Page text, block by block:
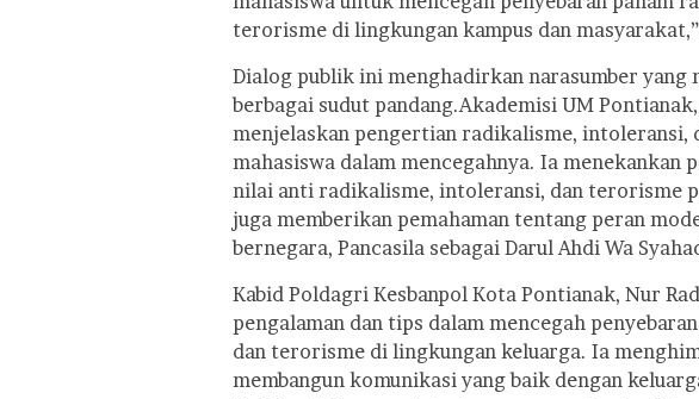
terorisme di lingkungan kampus dan
Dialog publik ini menghadirkan narasumber yang
berbagai sudut pandang.Akademisi UM
menjelaskan pengertian radikalisme, intoleransi,
mahasiswa dalam mencegahnya. Ia menekankan
nilai anti radikalisme, intoleransi, dan terorisme
juga memberikan pemahaman tentang peran
bernegara, Pancasila sebagai Darul Ahdi Wa
Kabid Poldagri Kesbanpol Kota Pontianak, Nur
pengalaman dan tips dalam mencegah
dan terorisme di lingkungan keluarga. Ia
membangun komunikasi yang baik dengan